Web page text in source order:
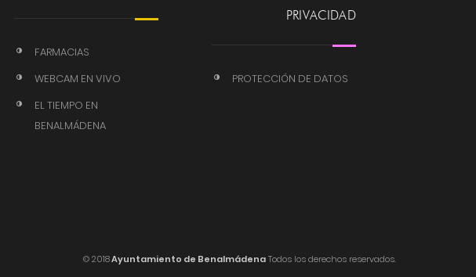
FARMACIAS
WEBCAM EN VIVO
EL TIEMPO EN
BENALMÁDENA
PRIVACIDAD
PROTECCIÓN DE DATOS
© 2018Ayuntamiento de BenalmádenaTodos los derechos reservados.